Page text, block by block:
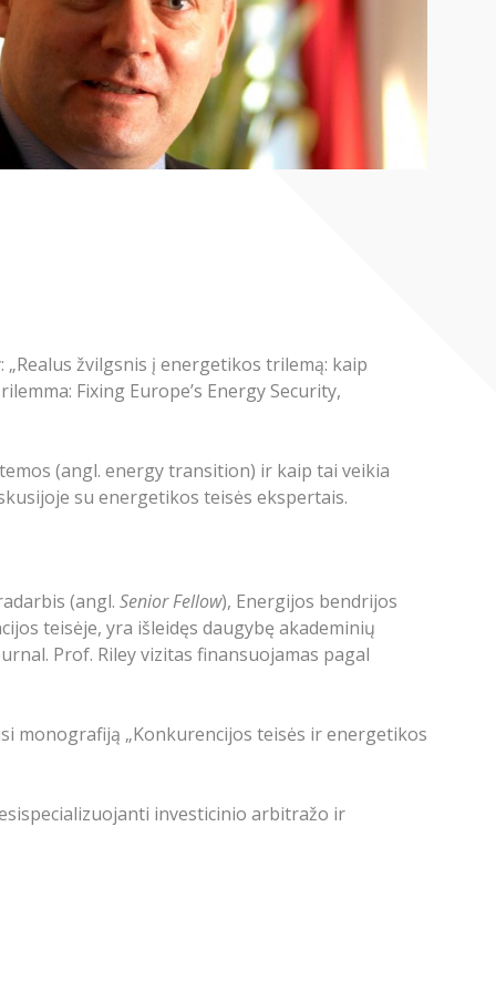
žvilgsnis į energetikos trilemą: kaip
Fixing Europe’s Energy Security,
(angl. energy transition) ir kaip tai veikia
su energetikos teisės ekspertais.
(angl. Senior Fellow), Energijos bendrijos
teisėje, yra išleidęs daugybę akademinių
Prof. Riley vizitas finansuojamas pagal
monografiją „Konkurencijos teisės ir energetikos
investicinio arbitražo ir